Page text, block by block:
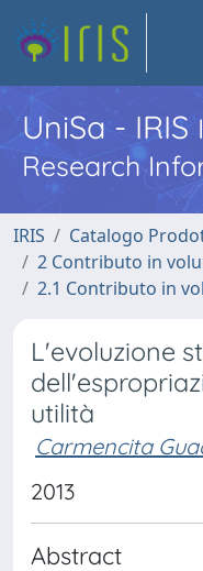
UniSa - IRIS
Research
IRIS
Catalogo
2 Contributo in
2.1 Contributo in
L'evoluzione
utilità
Carmencita
2013
Abstract